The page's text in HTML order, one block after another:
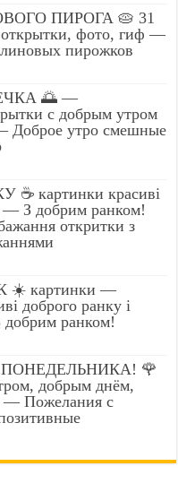
ПИРОГА 🥧 31
фото, гиф —
пирожков
🌅 —
с добрым утром
Доброе утро смешные
картинки красиві
— З добрим ранком!
откритки з
☀️ картинки —
доброго ранку і
ранком!
🌹
добрым днём,
— Пожелания с